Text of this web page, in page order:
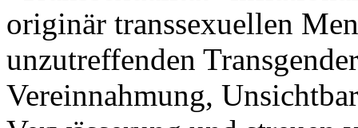
originär transsexuellen
unzutreffenden
Vereinnahmung,